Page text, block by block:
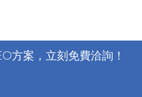
方案，立刻免費洽詢！